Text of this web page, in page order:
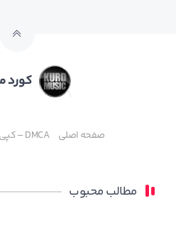
کورد
صفحه اصلی DMCA – کپی رایت
مطالب محبوب